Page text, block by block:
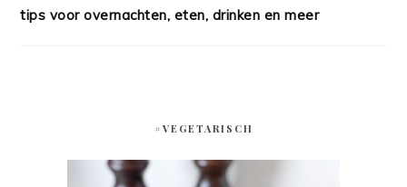
tips voor overnachten, eten, drinken en meer
#VEGETARISCH